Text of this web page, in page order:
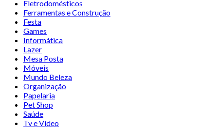
Eletrodomésticos
Ferramentas e Construção
Festa
Games
Informática
Lazer
Mesa Posta
Móveis
Mundo Beleza
Organização
Papelaria
Pet Shop
Saúde
Tv e Vídeo